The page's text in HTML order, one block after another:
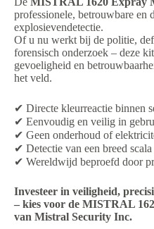
professionele, betrouwbare en
explosievendetectie.
Of u nu werkt bij de politie,
forensisch onderzoek – deze
gevoeligheid en
het veld.
✔ Directe kleurreactie binnen
✔ Eenvoudig en veilig in
✔ Geen onderhoud of
✔ Detectie van een breed
✔ Wereldwijd beproefd door
Investeer in veiligheid,
– kies voor de MISTRAL
van Mistral Security Inc.